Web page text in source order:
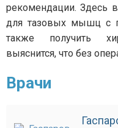
рекомендации. Здесь
для тазовых мышц с
также получить
выяснится, что без
Врачи